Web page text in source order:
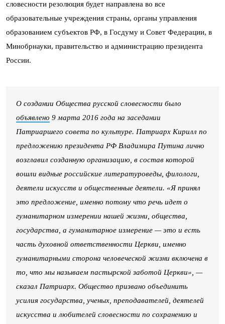
словесности резолюция будет направлена во все
образовательные учреждения страны, органы управления
образованием субъектов РФ, в Госдуму и Совет Федерации, в
Минобрнауки, правительство и администрацию президента
России.
О создании Общества русской словесности было
объявлено 9 марта 2016 года на заседании
Патриаршего совета по культуре. Патриарх Кирилл по
предложению президента РФ Владимира Путина лично
возглавил созданную организацию, в состав которой
вошли видные российские литературоведы, филологи,
деятели искусств и общественные деятели. «Я принял
это предложение, именно потому что речь идет о
гуманитарном измерении нашей жизни, общества,
государства, а гуманитарное измерение — это и есть
часть духовной ответственности Церкви, именно
гуманитарными сторона человеческой жизни включена в
то, что мы называем пастырской заботой Церкви», —
сказал Патриарх. Общество призвано объединить
усилия государства, ученых, преподавателей, деятелей
искусства и любителей словесности по сохранению и